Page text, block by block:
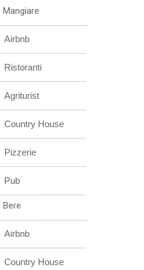
Mangiare
Airbnb
Ristoranti
Agriturist
Country House
Pizzerie
Pub
Bere
Airbnb
Country House